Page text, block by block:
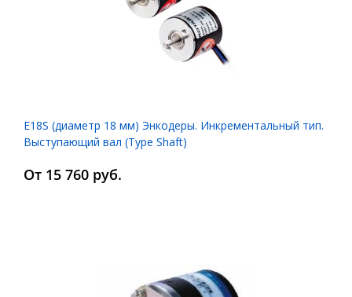
E18S (диаметр 18 мм) Энкодеры. Инкрементальный тип.
Выступающий вал (Type Shaft)
От 15 760 руб.